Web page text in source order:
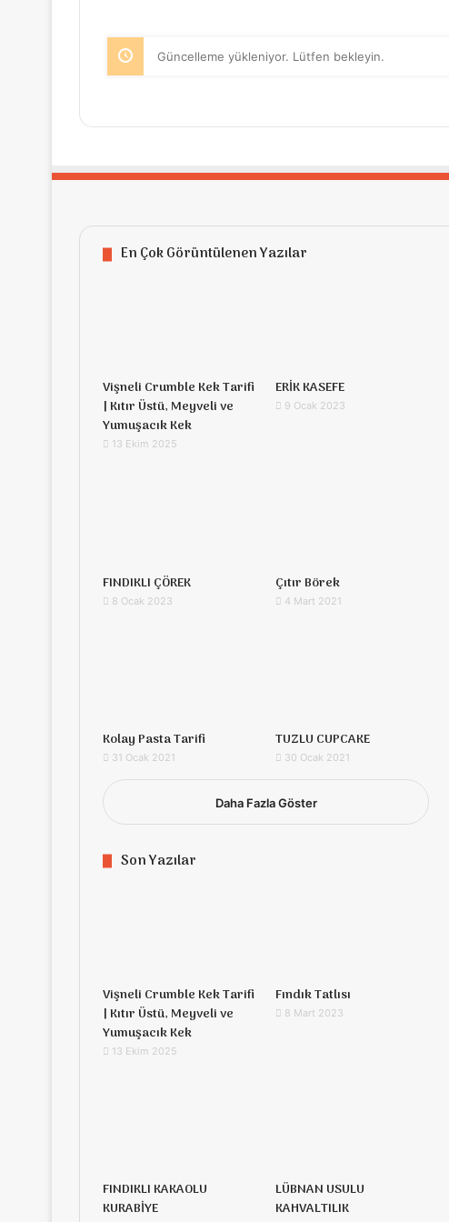
Güncelleme yükleniyor. Lütfen bekleyin.
En Çok Görüntülenen Yazılar
Vişneli Crumble Kek Tarifi
| Kıtır Üstü, Meyveli ve
Yumuşacık Kek
13 Ekim 2025
ERİK KASEFE
9 Ocak 2023
FINDIKLI ÇÖREK
8 Ocak 2023
Çıtır Börek
4 Mart 2021
Kolay Pasta Tarifi
31 Ocak 2021
TUZLU CUPCAKE
30 Ocak 2021
Daha Fazla Göster
Son Yazılar
Vişneli Crumble Kek Tarifi
| Kıtır Üstü, Meyveli ve
Yumuşacık Kek
13 Ekim 2025
Fındık Tatlısı
8 Mart 2023
FINDIKLI KAKAOLU
KURABİYE
LÜBNAN USULU
KAHVALTILIK